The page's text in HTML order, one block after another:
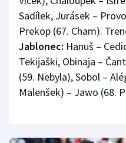
Sadílek, Jurásek –
Prekop (67. Cham).
Jablonec: Hanuš –
Tekijaški, Obinaja –
(59. Nebyla), Sobol –
Malenšek) – Jawo (68.